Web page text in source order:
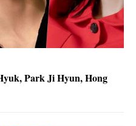
Park Ji Hyun, Hong